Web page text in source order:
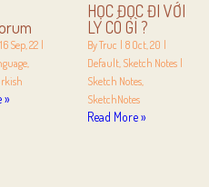
16 Sep, 22
»
HỌC ĐỌC ĐI VỚI
LY CÓ GÌ ?
ByTruc 8 Oct, 20
Default Sketch Notes
Sketch Notes
SketchNotes
Read More »